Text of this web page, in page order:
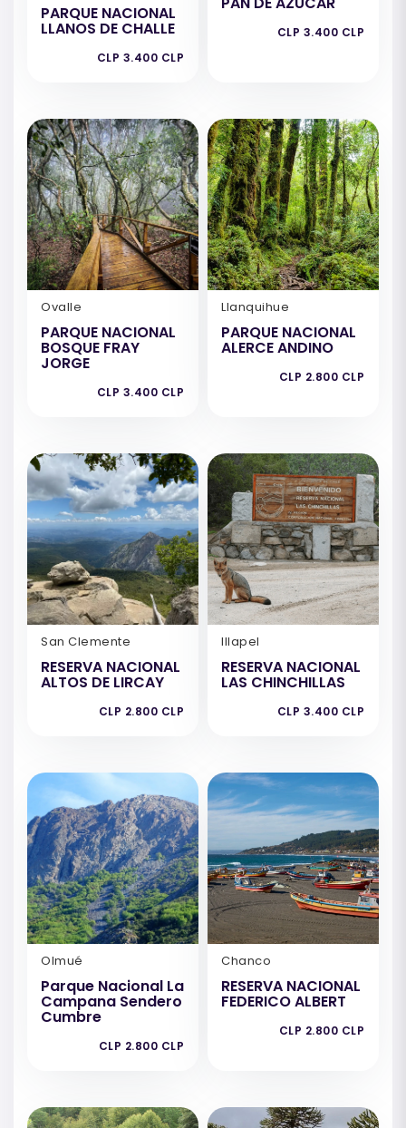
PARQUE NACIONAL
LLANOS DE CHALLE
CLP 3.400 CLP
CLP 3.400 CLP
Ovalle
PARQUE NACIONAL
BOSQUE FRAY
JORGE
CLP 3.400 CLP
Llanquihue
PARQUE NACIONAL
ALERCE ANDINO
CLP 2.800 CLP
San Clemente
RESERVA NACIONAL
ALTOS DE LIRCAY
CLP 2.800 CLP
Illapel
RESERVA NACIONAL
LAS CHINCHILLAS
CLP 3.400 CLP
Olmué
Parque Nacional La
Campana Sendero
Cumbre
CLP 2.800 CLP
Chanco
RESERVA NACIONAL
FEDERICO ALBERT
CLP 2.800 CLP